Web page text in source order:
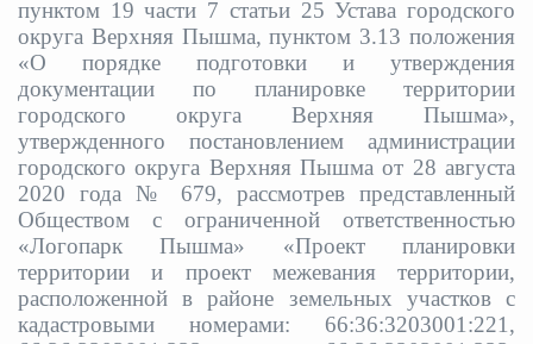
пунктом 19 части 7 статьи 25 Устава городского
округа Верхняя Пышма, пунктом 3.13 положения
«О порядке подготовки и утверждения
документации по планировке территории
городского округа Верхняя Пышма»,
утвержденного постановлением администрации
городского округа Верхняя Пышма от 28 августа
2020 года № 679, рассмотрев представленный
Обществом с ограниченной ответственностью
«Логопарк Пышма» «Проект планировки
территории и проект межевания территории,
расположенной в районе земельных участков с
кадастровыми номерами: 66:36:3203001:221,